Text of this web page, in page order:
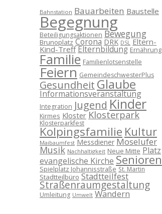
Bahnstation Bauarbeiten Baustelle
Begegnung
Beteiligungsaktionen Bewegung
Brunoplatz Corona DRK DSL Eltern-
Kind-Treff Elternbildung Ernährung
Familie Familienlotsenstelle
Feiern GemeindeschwesterPlus
Gesundheit Glaube
Informationsveranstaltung
Integration Jugend Kinder
Kirmes Kloster Klosterpark
Klosterparkfest
Kolpingsfamilie Kultur
Maibaumfest Messdiener Moselufer
Musik Nachhaltigkeit Neue Mitte Platz
evangelische Kirche Senioren
Spielplatz Johannisstraße St. Martin
Stadtteilbüro Stadtteilfest
Straßenraumgestaltung
Umleitung Umwelt Wandern